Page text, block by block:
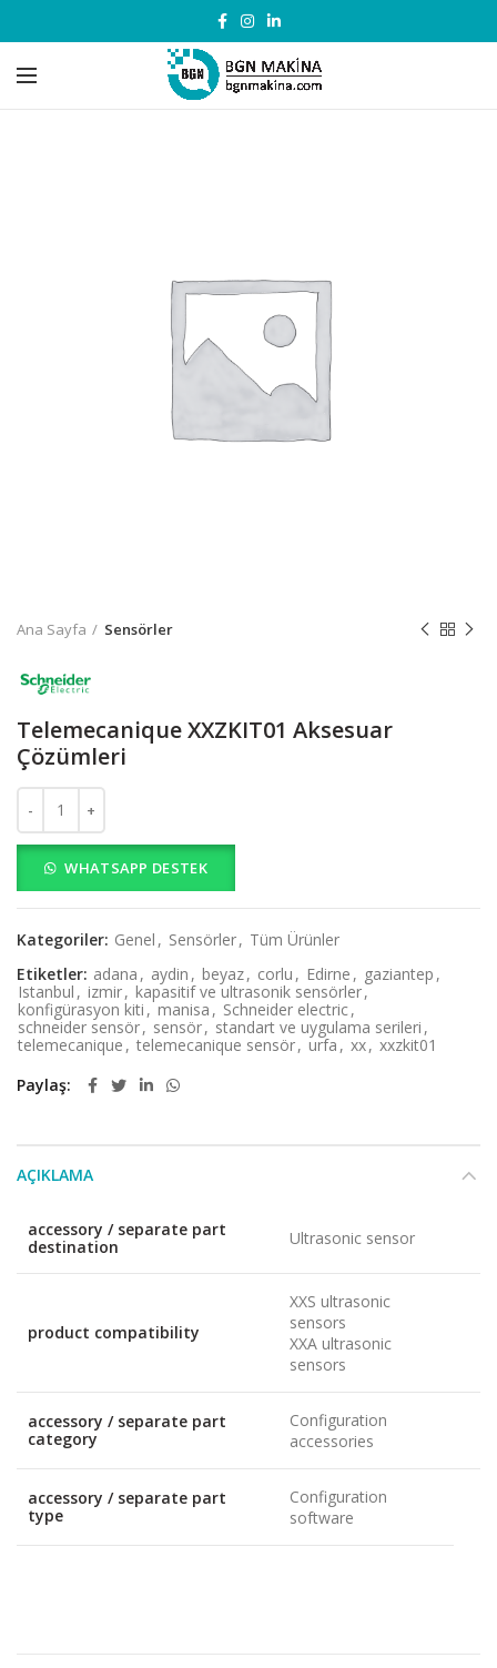
Ana Sayfa Sensörler
Telemecanique XXZKIT01 Aksesuar
Çözümleri
Telemecanique XXZKIT01 Aksesuar Çözümleri adet
WHATSAPP DESTEK
Kategoriler: Genel , Sensörler, Tüm Ürünler
Etiketler: adana , aydin , beyaz, corlu , Edirne , gaziantep ,
Istanbul , izmir, kapasitif ve ultrasonik sensörler,
konfigürasyon kiti , manisa , Schneider electric,
schneider sensör, sensör, standart ve uygulama serileri ,
telemecanique , telemecanique sensör, urfa , xx, xxzkit01
Paylaş
AÇIKLAMA
accessory / separate part
destination
Ultrasonic sensor
product compatibility
XXS ultrasonic
sensors
XXA ultrasonic
sensors
accessory / separate part
category
Configuration
accessories
accessory / separate part
type
Configuration
software